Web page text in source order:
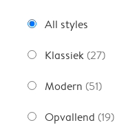
All styles
Klassiek (27)
Modern (51)
Opvallend (19)